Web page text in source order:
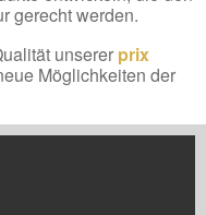
gerecht werden.
unserer prix
Möglichkeiten der